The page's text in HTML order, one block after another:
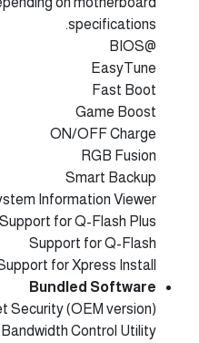
specifications.
@BIOS
EasyTune
Fast Boot
Game Boost
ON/OFF Charge
RGB Fusion
Smart Backup
Information Viewer
Support for Q-Flash Plus
Support for Q-Flash
for Xpress Install
Bundled Software
Security (OEM version)
Control Utility